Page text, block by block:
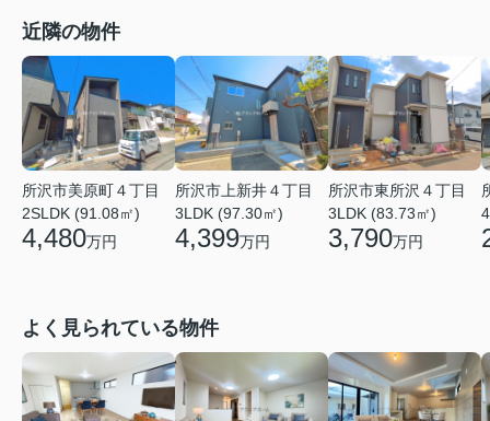
近隣の物件
所沢市美原町４丁目
2SLDK (91.08㎡)
4,480万円
所沢市上新井４丁目
3LDK (97.30㎡)
4,399万円
所沢市東所沢４丁目
3LDK (83.73㎡)
3,790万円
よく見られている物件